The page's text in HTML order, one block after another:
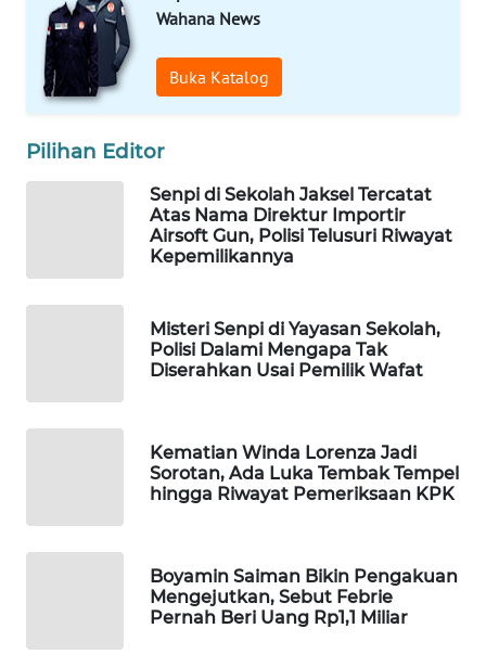
Wahana News
Buka Katalog
Pilihan Editor
Senpi di Sekolah Jaksel Tercatat
Atas Nama Direktur Importir
Airsoft Gun, Polisi Telusuri Riwayat
Kepemilikannya
Misteri Senpi di Yayasan Sekolah,
Polisi Dalami Mengapa Tak
Diserahkan Usai Pemilik Wafat
Kematian Winda Lorenza Jadi
Sorotan, Ada Luka Tembak Tempel
hingga Riwayat Pemeriksaan KPK
Boyamin Saiman Bikin Pengakuan
Mengejutkan, Sebut Febrie
Pernah Beri Uang Rp1,1 Miliar
WAHANA
SPORT
WAHANA
WAHANA
WAHANA
DESA
WISATA